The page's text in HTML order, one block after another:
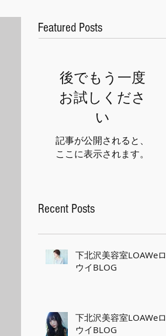
Featured Posts
後でもう一度
お試しくださ
い
記事が公開されると、
ここに表示されます。
Recent Posts
下北沢美容室LOAWeロ
ウイBLOG
下北沢美容室LOAWeロ
ウイBLOG